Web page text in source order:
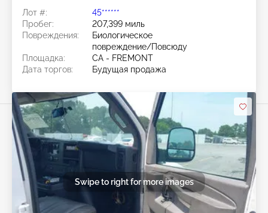
Лот #:
45******
Пробег:
207,399 миль
Повреждения:
Биологическое
повреждение/Повсюду
Площадка:
CA - FREMONT
Дата торгов:
Будущая продажа
Swipe to right for more images